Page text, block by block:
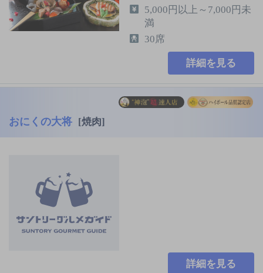
5,000円以上～7,000円未
満
30席
詳細を見る
おにくの大将 [焼肉]
詳細を見る